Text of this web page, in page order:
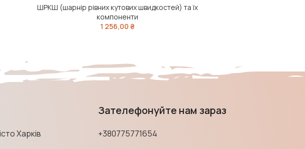
ШРКШ (шарнір рівних кутових швидкостей) та їх
компоненти
1 256,00 ₴
Харків
Зателефонуйте нам зараз
+380775771654